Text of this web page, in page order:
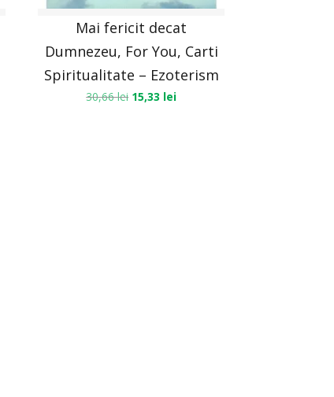
Mai fericit decat
Dumnezeu, For You, Carti
Spiritualitate – Ezoterism
30,66lei 15,33 lei